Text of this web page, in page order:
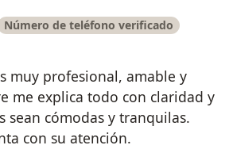
Número de teléfono verificado
muy profesional, amable y
me explica todo con claridad y
sean cómodas y tranquilas.
con su atención.